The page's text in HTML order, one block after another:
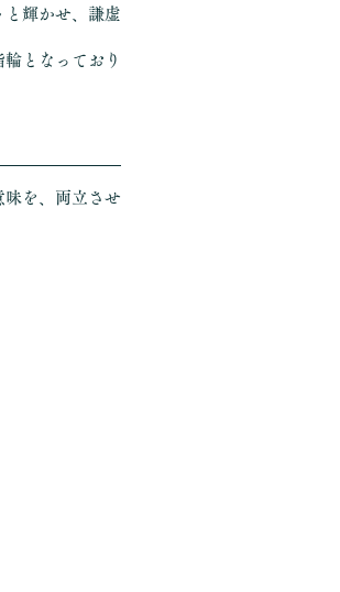
と輝かせ、謙虚
となっており
を、両立させ